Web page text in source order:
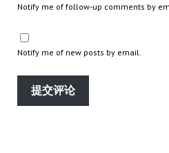
Notify me of follow-up comments by
Notify me of new posts by email.